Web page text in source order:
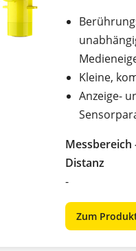
Kleine,
Anzeige-
Messbereich
Distanz
-
Zum